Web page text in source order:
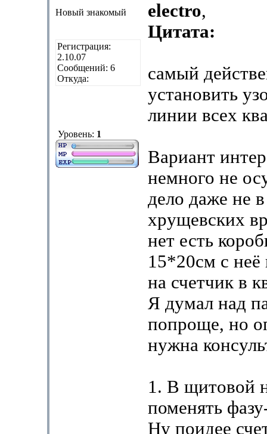
Новый знакомый
Регистрация:
2.10.07
Сообщений: 6
Откуда:
Уровень: 1
electro,
Цитата:
самый
установить
линии всех
Вариант
немного не
дело даже не
хрущевских
нет есть
15*20см с неё
на счетчик в
Я думал над
попроще, но
нужна
1. В щитовой
поменять
Ну поидее